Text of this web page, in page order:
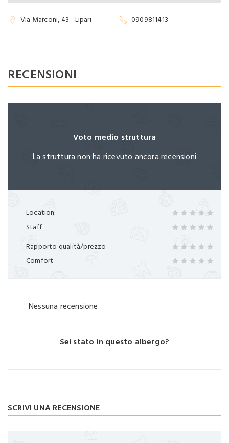
Password dimenticata?
Non hai ancora un account?
Via Marconi, 43 - Lipari 0909811413
RECENSIONI
Voto medio struttura
La struttura non ha ricevuto ancora recensioni
Location
Staff
Rapporto qualità/prezzo
Comfort
Nessuna recensione
Sei stato in questo albergo?
SCRIVI UNA RECENSIONE